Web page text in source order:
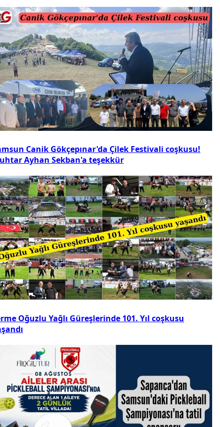
Canik Gökçepınar'da Çilek Festivali coşkusu!
Ayhan Sekban'a teşekkür
Oğuzlu Yağlı Güreşlerinde 101. Yıl coşkusu